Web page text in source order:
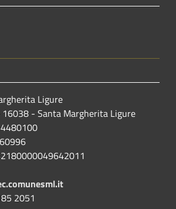
Ligure
16038 - Santa Margherita Ligure
2051